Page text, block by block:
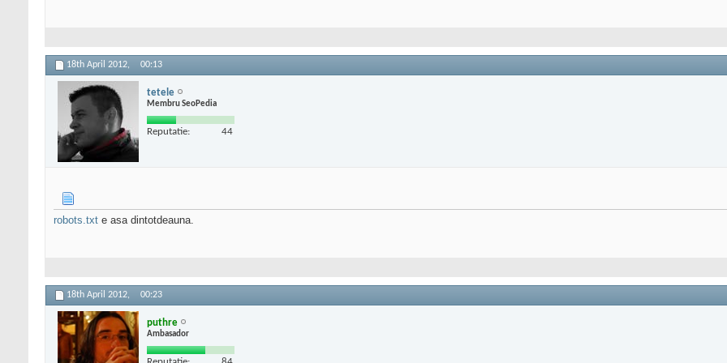
18th April 2012, 00:13
tetele
Membru SeoPedia
Reputatie: 44
robots.txt e asa dintotdeauna.
18th April 2012, 00:23
puthre
Ambasador